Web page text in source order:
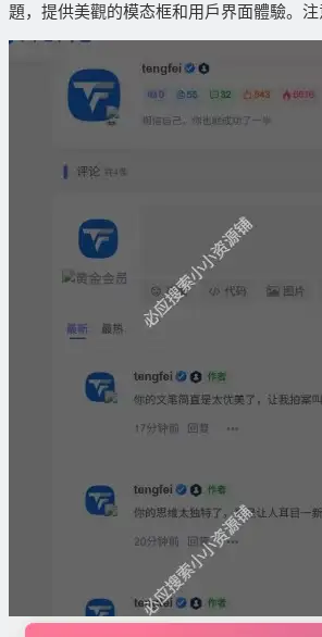
題，提供美觀的模态框和用戶界面體驗。注